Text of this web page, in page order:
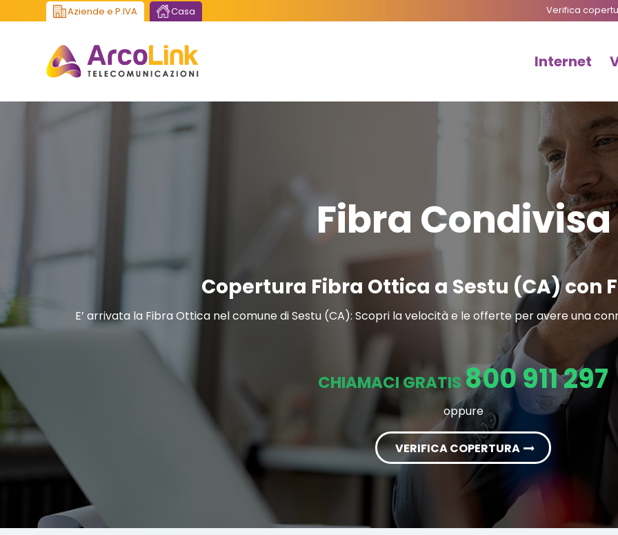
Verifica
Aziende e P.IVA Casa
Internet
Fibra Condivisa
Copertura Fibra Ottica a Sestu (CA) con
E’ arrivata la Fibra Ottica nel comune di Sestu (CA): Scopri la velocità e le offerte per avere una
CHIAMACI GRATIS 800 911 297
oppure
VERIFICA COPERTURA